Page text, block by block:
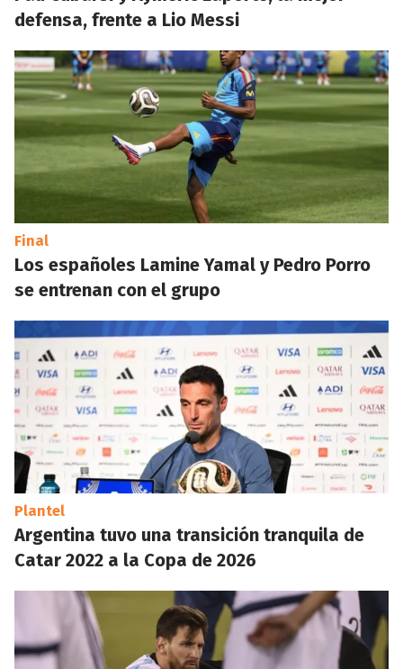
defensa, frente a Lio Messi
Final
Los españoles Lamine Yamal y Pedro Porro
se entrenan con el grupo
Plantel
Argentina tuvo una transición tranquila de
Catar 2022 a la Copa de 2026